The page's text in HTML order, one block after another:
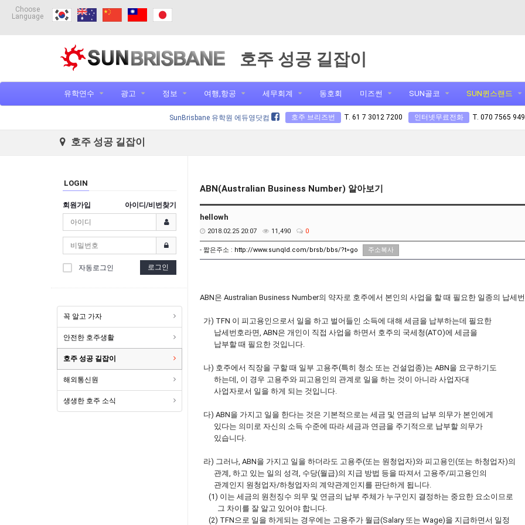
Choose
Language
호주 성공 길잡이
유학연수 광고 정보 여행,항공 세무회계 동호회 미즈썬 SUN골코 SUN퀸스랜드
SunBrisbane 유학원 에듀영닷컴 호주 브리즈번 T. 61 7 3012 7200 인터넷무료전화 T. 070 7565
호주 성공 길잡이
LOGIN
회원가입 아이디/비번찾기
자동로그인 로그인
꼭 알고 가자
안전한 호주생활
호주 성공 길잡이
해외통신원
생생한 호주 소식
ABN(Australian Business Number) 알아보기
hellowh
2018.02.25 20:07 11,490 0
- 짧은주소 : http://www.sunqld.com/brsb/bbs/?t=go 주소복사
ABN은 Australian Business Number의 약자로 호주에서 본인의 사업을 할 때 필요한 일종의 납세
가) TFN 이 피고용인으로서 일을 하고 벌어들인 소득에 대해 세금을 납부하는데 필요한
납세번호라면, ABN은 개인이 직접 사업을 하면서 호주의 국세청(ATO)에 세금을
납부할 때 필요한 것입니다.
나) 호주에서 직장을 구할 때 일부 고용주(특히 청소 또는 건설업종)는 ABN을 요구하기도
하는데, 이 경우 고용주와 피고용인의 관계로 일을 하는 것이 아니라 사업자대
사업자로서 일을 하게 되는 것입니다.
다) ABN을 가지고 일을 한다는 것은 기본적으로는 세금 및 연금의 납부 의무가 본인에게
있다는 의미로 자신의 소득 수준에 따라 세금과 연금을 주기적으로 납부할 의무가
있습니다.
라) 그러나, ABN을 가지고 일을 하더라도 고용주(또는 원청업자)와 피고용인(또는 하청업자)의
관계, 하고 있는 일의 성격, 수당(월급)의 지급 방법 등을 따져서 고용주/피고용인의
관계인지 원청업자/하청업자의 계약관계인지를 판단하게 됩니다.
(1) 이는 세금의 원천징수 의무 및 연금의 납부 주체가 누구인지 결정하는 중요한 요소이므로
그 차이를 잘 알고 있어야 합니다.
(2) TFN으로 일을 하게되는 경우에는 고용주가 월급(Salary 또는 Wage)을 지급하면서 일정